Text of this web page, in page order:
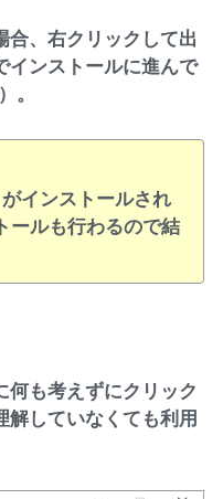
合、右クリックして出
インストールに進んで
。
インストールされ
ールも行わるので結
何も考えずにクリック
解していなくても利用